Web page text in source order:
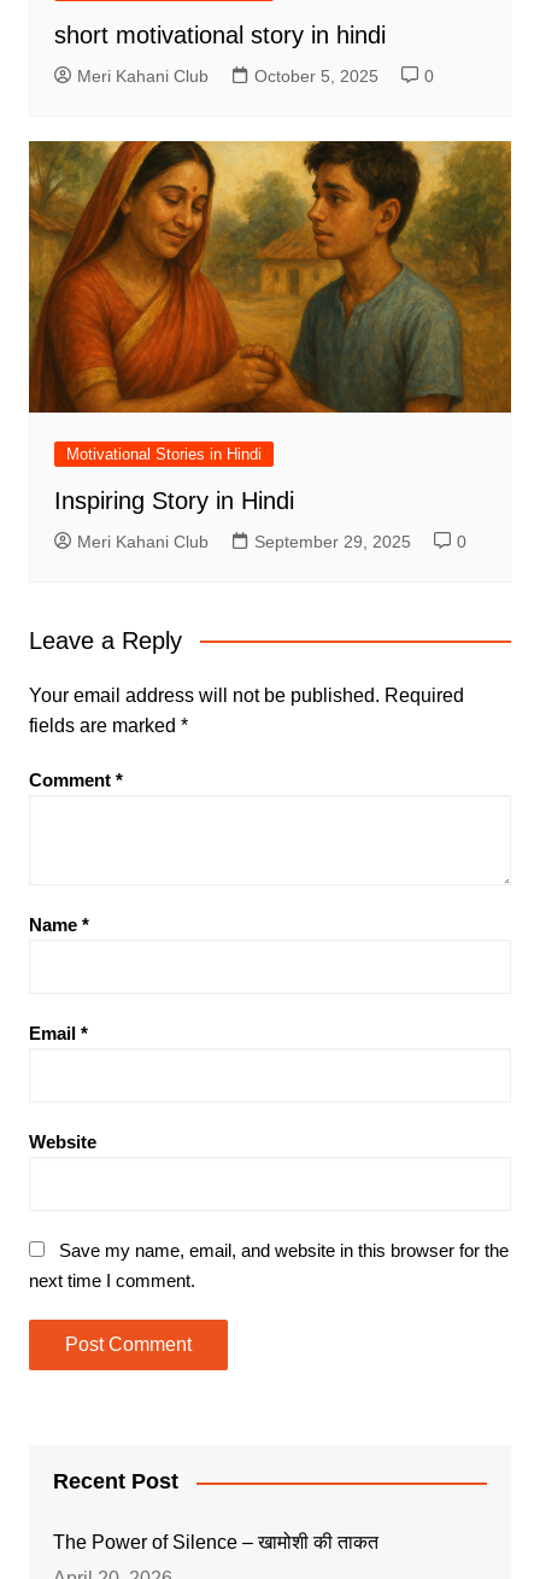
short motivational story in hindi
Meri Kahani Club October 5, 2025 0
Motivational Stories in Hindi
Inspiring Story in Hindi
Meri Kahani Club September 29, 2025 0
Leave a Reply
Your email address will not be published. Required
fields are marked *
Comment *
Name *
Email *
Website
Save my name, email, and website in this browser for the
next time I comment.
Recent Post
The Power of Silence – खामोशी की ताकत